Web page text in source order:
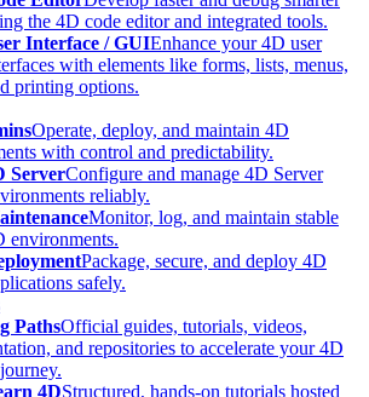
the 4D code editor and integrated tools.
Interface / GUIEnhance your 4D user
with elements like forms, lists, menus,
printing options.
Operate, deploy, and maintain 4D
with control and predictability.
ServerConfigure and manage 4D Server
reliably.
Monitor, log, and maintain stable
environments.
Package, secure, and deploy 4D
safely.
PathsOfficial guides, tutorials, videos,
and repositories to accelerate your 4D
4DStructured, hands-on tutorials hosted